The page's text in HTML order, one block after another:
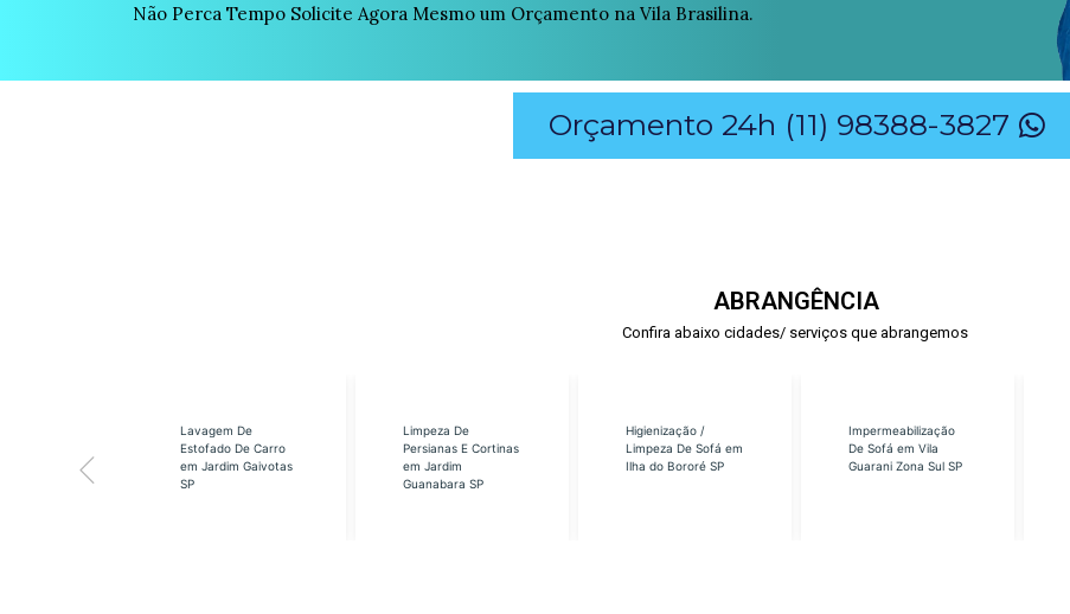
Não Perca Tempo Solicite Agora Mesmo um Orçamento na Vila Brasilina.
Orçamento 24h (11) 98388-3827
ABRANGÊNCIA
Confira abaixo cidades/ serviços que abrangemos
Lavagem De
Estofado De Carro
em Jardim Gaivotas
SP
Limpeza De
Persianas E Cortinas
em Jardim
Guanabara SP
Higienização /
Limpeza De Sofá em
Ilha do Bororé SP
Impermeabilização
De Sofá em Vila
Guarani Zona Sul SP